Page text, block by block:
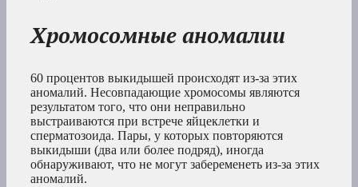
Хромосомные аномалии
60 процентов выкидышей происходят из-за этих
аномалий. Несовпадающие хромосомы являются
результатом того, что они неправильно
выстраиваются при встрече яйцеклетки и
сперматозоида. Пары, у которых повторяются
выкидыши (два или более подряд), иногда
обнаруживают, что не могут забеременеть из-за этих
аномалий.